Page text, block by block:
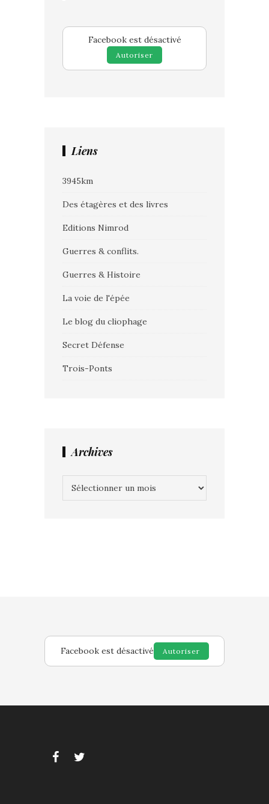
Facebook est désactivé
Autoriser
Liens
3945km
Des étagères et des livres
Editions Nimrod
Guerres & conflits.
Guerres & Histoire
La voie de l'épée
Le blog du cliophage
Secret Défense
Trois-Ponts
Archives
Facebook est désactivé Autoriser